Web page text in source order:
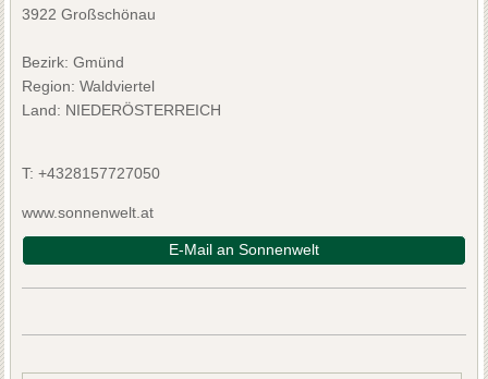
3922 Großschönau
Bezirk: Gmünd
Region: Waldviertel
Land: NIEDERÖSTERREICH
T: +4328157727050
www.sonnenwelt.at
E-Mail an Sonnenwelt